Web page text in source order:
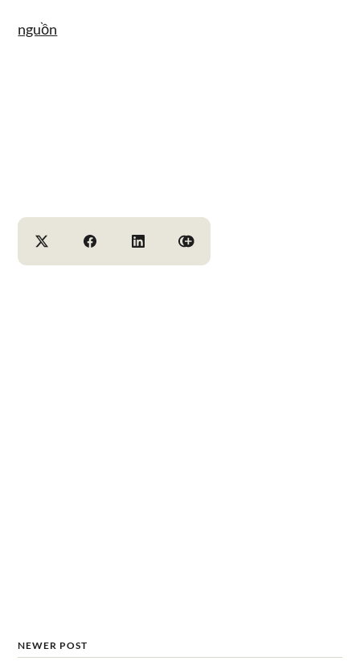
nguồn
NEWER POST